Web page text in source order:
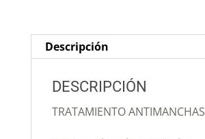
Descripción
DESCRIPCIÓN
TRATAMIENTO ANTIMANCHAS